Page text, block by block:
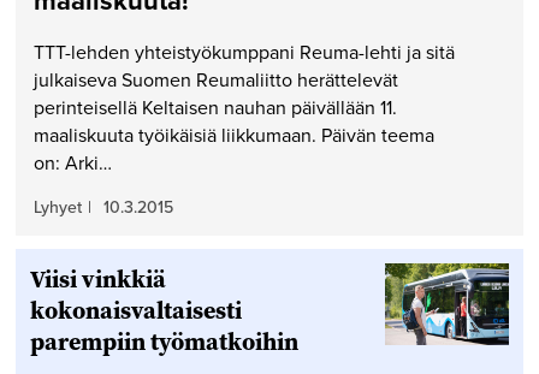
TTT-lehden yhteistyökumppani Reuma-lehti ja sitä
julkaiseva Suomen Reumaliitto herättelevät
perinteisellä Keltaisen nauhan päivällään 11.
maaliskuuta työikäisiä liikkumaan. Päivän teema
on: Arki…
Lyhyet | 10.3.2015
Viisi vinkkiä
kokonaisvaltaisesti
parempiin työmatkoihin